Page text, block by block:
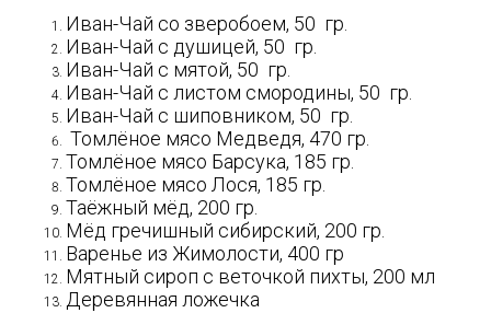
Иван-Чай со зверобоем, 50 гр.
Иван-Чай с душицей, 50 гр.
Иван-Чай с мятой, 50 гр.
Иван-Чай с листом смородины, 50 гр.
Иван-Чай с шиповником, 50 гр.
Томлёное мясо Медведя, 470 гр.
Томлёное мясо Барсука, 185 гр.
Томлёное мясо Лося, 185 гр.
Таёжный мёд, 200 гр.
Мёд гречишный сибирский, 200 гр.
Варенье из Жимолости, 400 гр
Мятный сироп с веточкой пихты, 200 мл
Деревянная ложечка